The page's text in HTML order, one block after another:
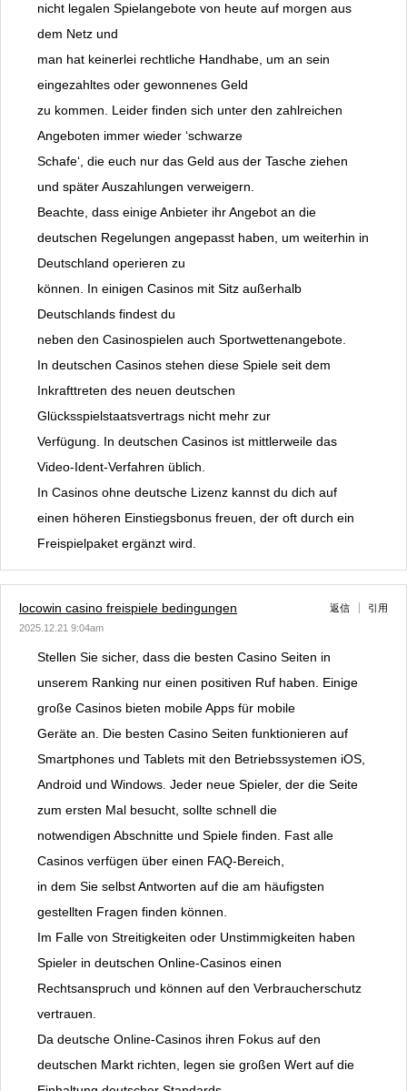
nicht legalen Spielangebote von heute auf morgen aus
dem Netz und
man hat keinerlei rechtliche Handhabe, um an sein
eingezahltes oder gewonnenes Geld
zu kommen. Leider finden sich unter den zahlreichen
Angeboten immer wieder ‘schwarze
Schafe‘, die euch nur das Geld aus der Tasche ziehen
und später Auszahlungen verweigern.
Beachte, dass einige Anbieter ihr Angebot an die
deutschen Regelungen angepasst haben, um weiterhin in
Deutschland operieren zu
können. In einigen Casinos mit Sitz außerhalb
Deutschlands findest du
neben den Casinospielen auch Sportwettenangebote.
In deutschen Casinos stehen diese Spiele seit dem
Inkrafttreten des neuen deutschen
Glücksspielstaatsvertrags nicht mehr zur
Verfügung. In deutschen Casinos ist mittlerweile das
Video-Ident-Verfahren üblich.
In Casinos ohne deutsche Lizenz kannst du dich auf
einen höheren Einstiegsbonus freuen, der oft durch ein
Freispielpaket ergänzt wird.
locowin casino freispiele bedingungen
2025.12.21 9:04am
返信 引用
Stellen Sie sicher, dass die besten Casino Seiten in
unserem Ranking nur einen positiven Ruf haben. Einige
große Casinos bieten mobile Apps für mobile
Geräte an. Die besten Casino Seiten funktionieren auf
Smartphones und Tablets mit den Betriebssystemen iOS,
Android und Windows. Jeder neue Spieler, der die Seite
zum ersten Mal besucht, sollte schnell die
notwendigen Abschnitte und Spiele finden. Fast alle
Casinos verfügen über einen FAQ-Bereich,
in dem Sie selbst Antworten auf die am häufigsten
gestellten Fragen finden können.
Im Falle von Streitigkeiten oder Unstimmigkeiten haben
Spieler in deutschen Online-Casinos einen
Rechtsanspruch und können auf den Verbraucherschutz
vertrauen.
Da deutsche Online-Casinos ihren Fokus auf den
deutschen Markt richten, legen sie großen Wert auf die